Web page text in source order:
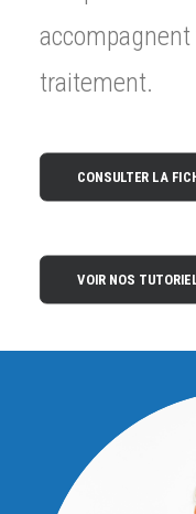
traitement.
CONSULTER LA
VOIR NOS